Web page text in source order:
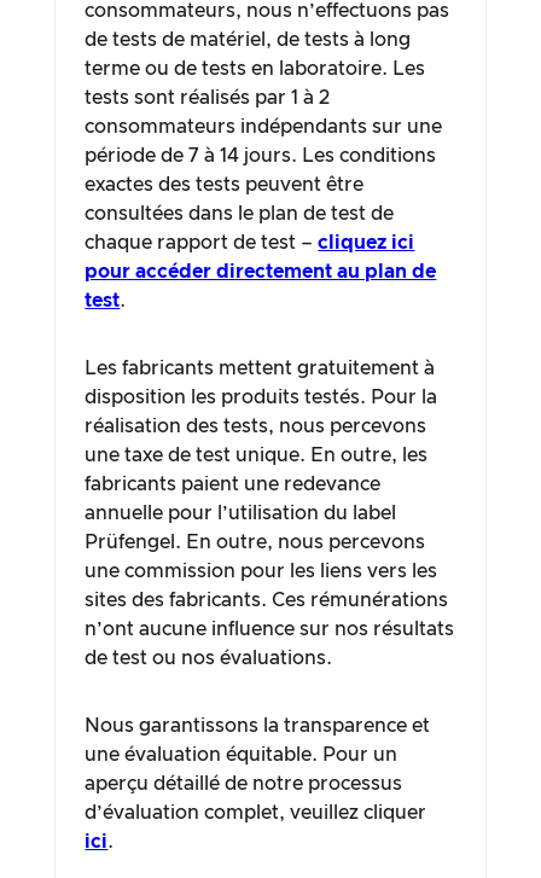
consommateurs, nous n’effectuons pas
de tests de matériel, de tests à long
terme ou de tests en laboratoire. Les
tests sont réalisés par 1 à 2
consommateurs indépendants sur une
période de 7 à 14 jours. Les conditions
exactes des tests peuvent être
consultées dans le plan de test de
chaque rapport de test –cliquez ici
pour accéder directement au plan de
test.
Les fabricants mettent gratuitement à
disposition les produits testés. Pour la
réalisation des tests, nous percevons
une taxe de test unique. En outre, les
fabricants paient une redevance
annuelle pour l’utilisation du label
Prüfengel. En outre, nous percevons
une commission pour les liens vers les
sites des fabricants. Ces rémunérations
n’ont aucune influence sur nos résultats
de test ou nos évaluations.
Nous garantissons la transparence et
une évaluation équitable. Pour un
aperçu détaillé de notre processus
d’évaluation complet, veuillez cliquer
ici.